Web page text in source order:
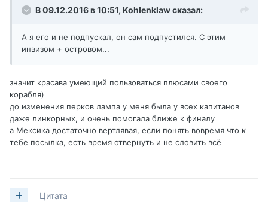
В 09.12.2016 в 10:51, Kohlenklawсказал:
А я его и не подпускал, он сам подпустился. С этим
инвизом + островом...
значит красава умеющий пользоваться плюсами своего
корабля)
до изменения перков лампа у меня была у всех капитанов
даже линкорных, и очень помогала ближе к финалу
а Мексика достаточно вертлявая, если понять вовремя что к
тебе посылка, есть время отвернуть и не словить всё
Цитата